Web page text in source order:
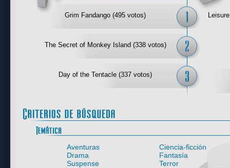
Grim Fandango (495 votos)
The Secret of Monkey Island (338 votos)
Day of the Tentacle (337 votos)
Aventuras
Ciencia-ficción
Drama
Fantasía
Suspense
Terror